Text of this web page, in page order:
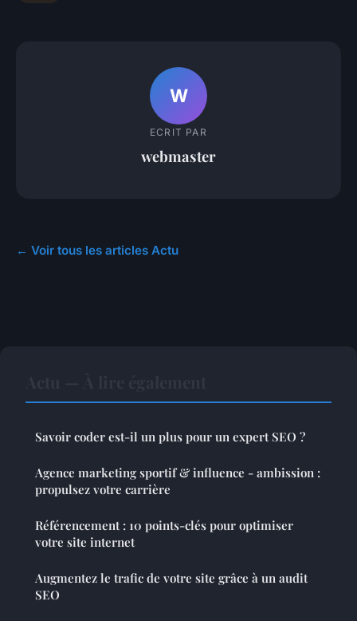
W
ECRIT PAR
webmaster
← Voir tous les articles Actu
Savoir coder est-il un plus pour un expert SEO ?
Agence marketing sportif & influence - ambission :
propulsez votre carrière
Référencement : 10 points-clés pour optimiser
votre site internet
Augmentez le trafic de votre site grâce à un audit
SEO